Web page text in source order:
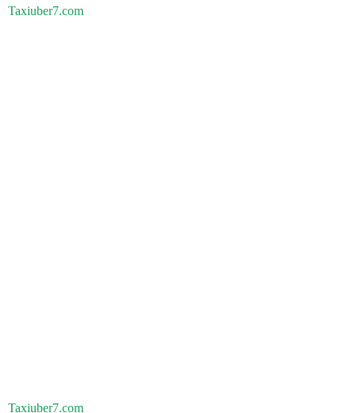
Taxiuber7.com
Taxiuber7.com